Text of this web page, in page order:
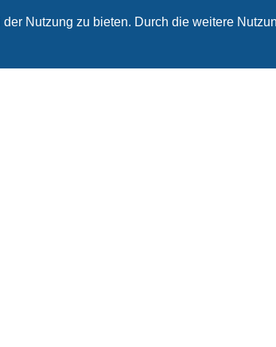
Nutzung zu bieten. Durch die weitere